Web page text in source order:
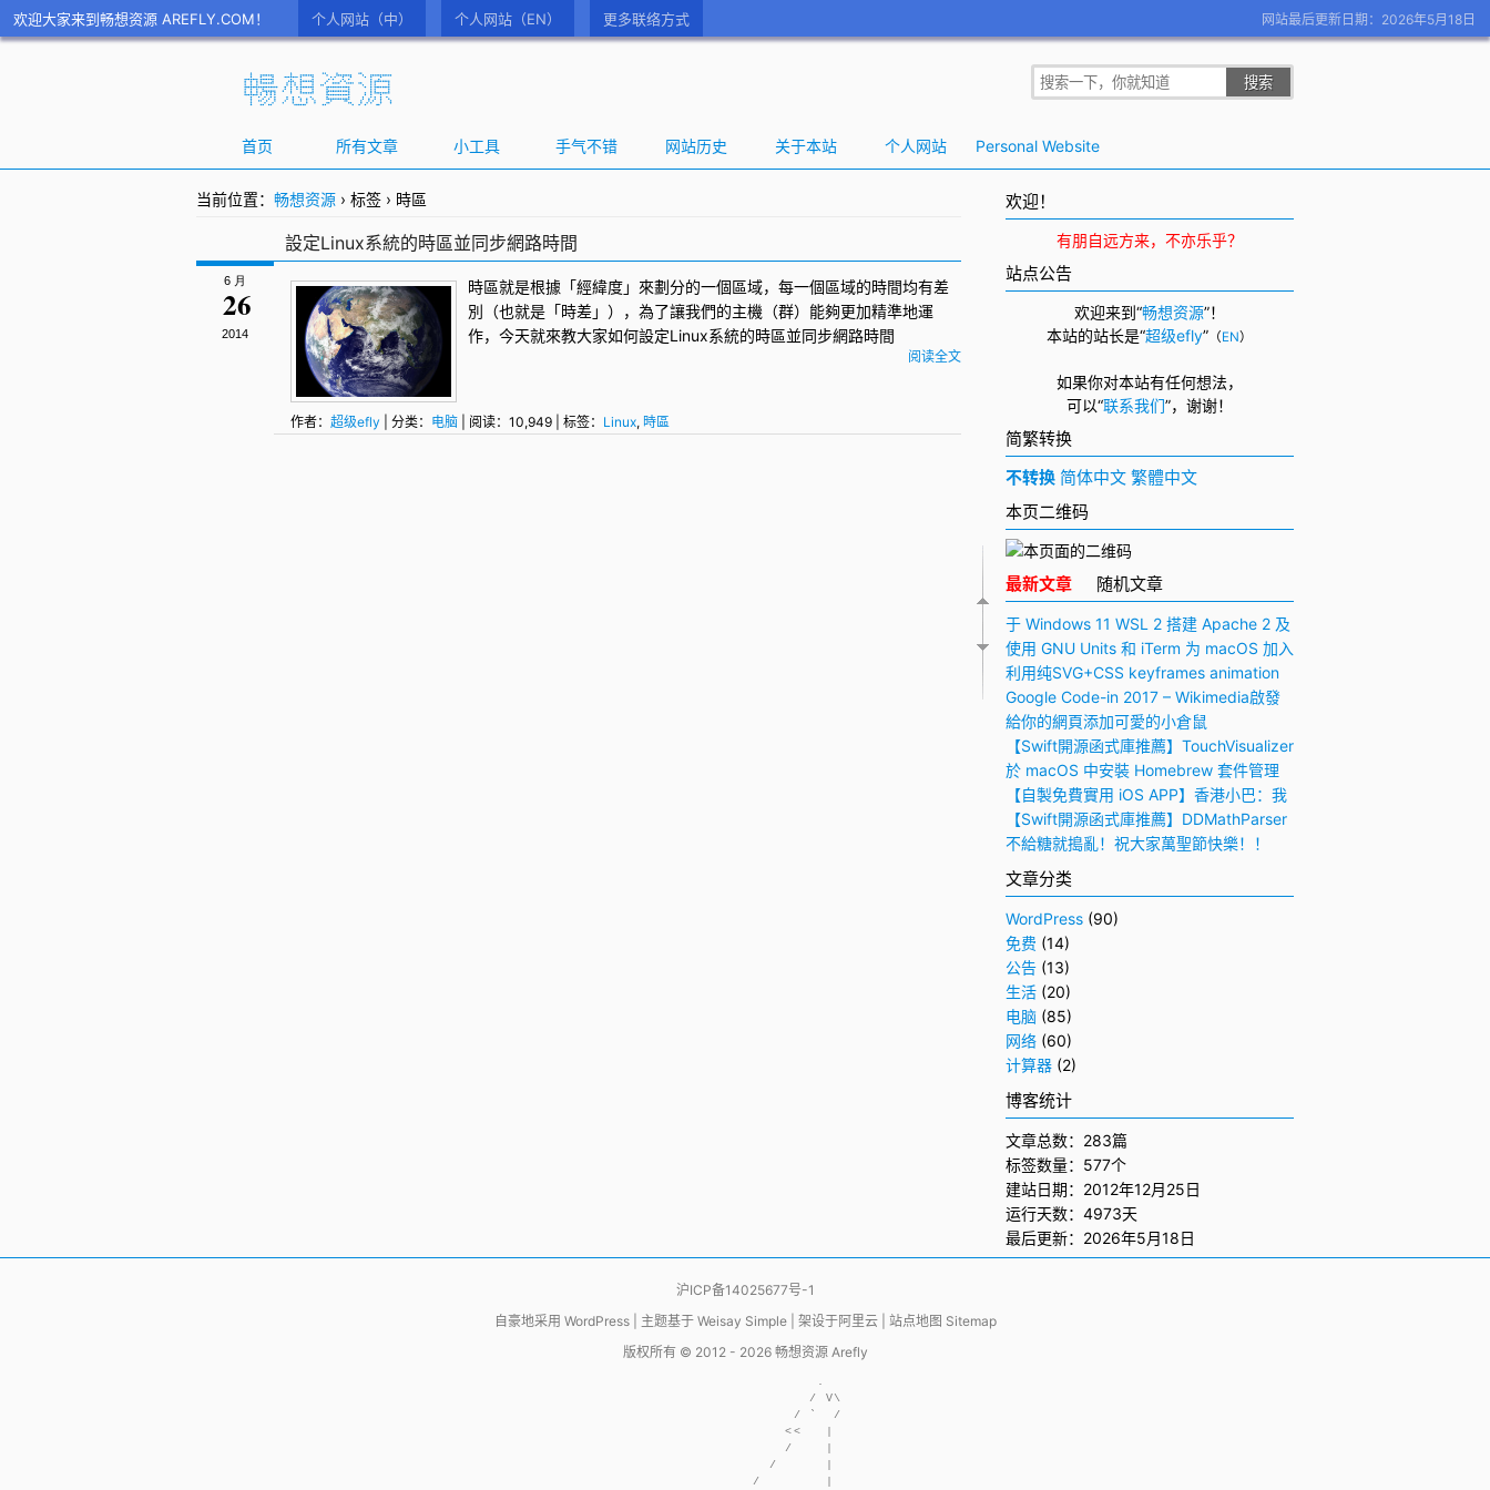
网站最后更新日期：2026年5月18日
欢迎大家来到畅想资源 AREFLY.COM！ 个人网站（中） 个人网站（EN） 更多联络方式
首页 所有文章 小工具 手气不错 网站历史 关于本站 个人网站 Personal Website
当前位置： 畅想资源 › 标签 › 時區
設定Linux系統的時區並同步網路時間
6 月
26
2014
時區就是根據「經緯度」來劃分的一個區域，每一個區域的時間均有差
別（也就是「時差」），為了讓我們的主機（群）能夠更加精準地運
作，今天就來教大家如何設定Linux系統的時區並同步網路時間
阅读全文
作者： 超级efly | 分类： 电脑 | 阅读：10,949 | 标签： Linux, 時區
欢迎！
有朋自远方来，不亦乐乎？
站点公告
欢迎来到“畅想资源”！
本站的站长是“超级efly” （EN）
如果你对本站有任何想法，
可以“联系我们”， 谢谢！
简繁转换
不转换 简体中文 繁體中文
本页二维码
最新文章 随机文章
于 Windows 11 WSL 2 搭建 Apache 2 及
PHP 7 开发环境
使用 GNU Units 和 iTerm 为 macOS 加入
快捷多功能计算器
利用纯SVG+CSS keyframes animation
动画实现手写毛笔字（书法）效果
Google Code-in 2017 – Wikimedia啟發
與感想
給你的網頁添加可愛的小倉鼠
【Swift開源函式庫推薦】TouchVisualizer
– 於屏幕上顯示你所觸摸的位置
於 macOS 中安裝 Homebrew 套件管理
工具
【自製免費實用 iOS APP】香港小巴：我
要下車！
【Swift開源函式庫推薦】DDMathParser
– 通過文字表達式（算式）計算結果
不給糖就搗亂！祝大家萬聖節快樂！！
文章分类
WordPress (90)
免费 (14)
公告 (13)
生活 (20)
电脑 (85)
网络 (60)
计算器 (2)
博客统计
文章总数：283篇
标签数量：577个
建站日期：2012年12月25日
运行天数：4973天
最后更新：2026年5月18日
沪ICP备14025677号-1
自豪地采用 WordPress| 主题基于 Weisay Simple| 架设于阿里云| 站点地图 Sitemap
版权所有 © 2012 - 2026 畅想资源 Arefly
                     .
                    / V\
                  / `  /
                 <<   |
                 /    |
               /      |
             /        |